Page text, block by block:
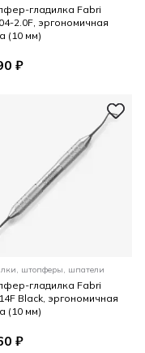
гладилка Fabri
2.0F, эргономичная
(10 мм)
₽
штопферы, шпатели
гладилка Fabri
Black, эргономичная
(10 мм)
₽